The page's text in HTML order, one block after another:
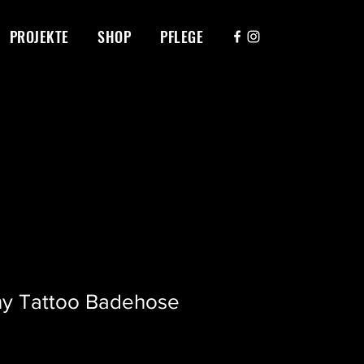
PROJEKTE SHOP PFLEGE
Tattoo Badehose